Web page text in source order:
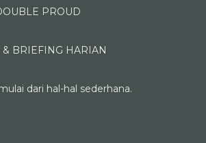
PROUD
BRIEFING HARIAN
dari hal-hal sederhana.